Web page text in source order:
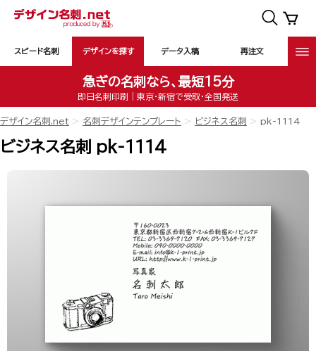
スピード名刺 デザインを探す データ入稿 再注文
急ぎの名刺なら、最短15分
即日名刺印刷｜東京・新宿で受取・全国発送
デザイン名刺.net 名刺デザインテンプレート ビジネス名刺 pk-1114
ビジネス名刺 pk-1114